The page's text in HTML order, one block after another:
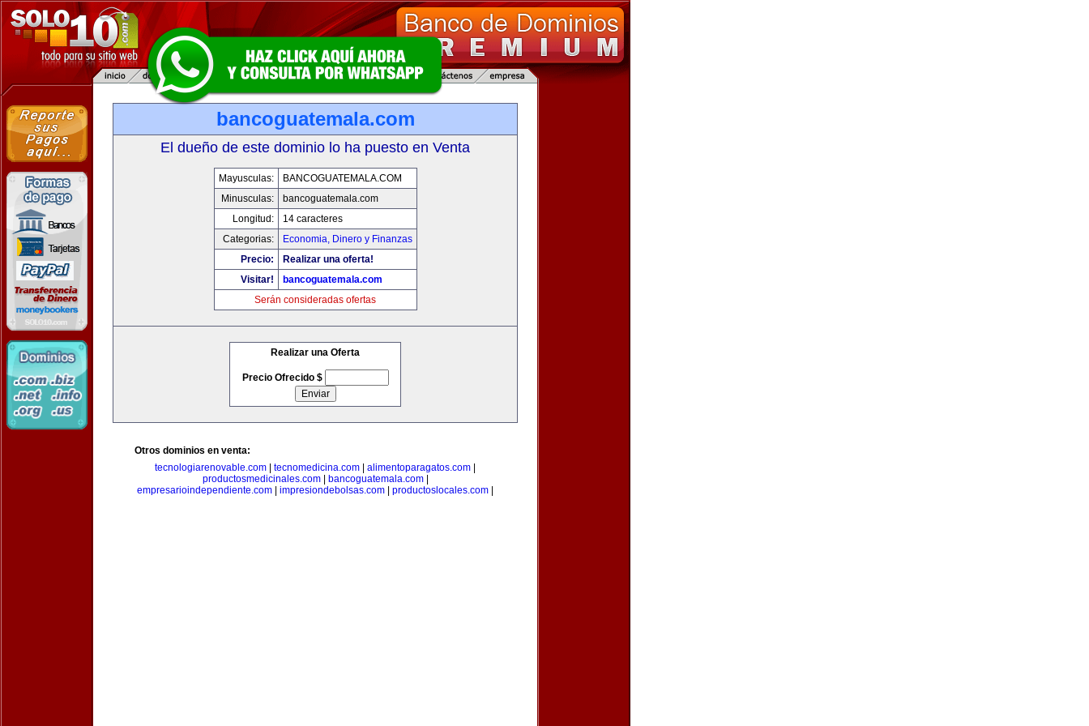
bancoguatemala.com
El dueño de este dominio lo ha puesto en Venta
Mayusculas:
BANCOGUATEMALA.COM
Minusculas:
bancoguatemala.com
Longitud:
14 caracteres
Categorias:
Economia, Dinero y Finanzas
Precio:
Realizar una oferta!
Visitar!
bancoguatemala.com
Serán consideradas ofertas
Realizar una Oferta
Precio Ofrecido $
Otros dominios en venta:
tecnologiarenovable.com
tecnomedicina.com alimentoparagatos.com
productosmedicinales.com| bancoguatemala.com|
empresarioindependiente.com
impresiondebolsas.com productoslocales.com